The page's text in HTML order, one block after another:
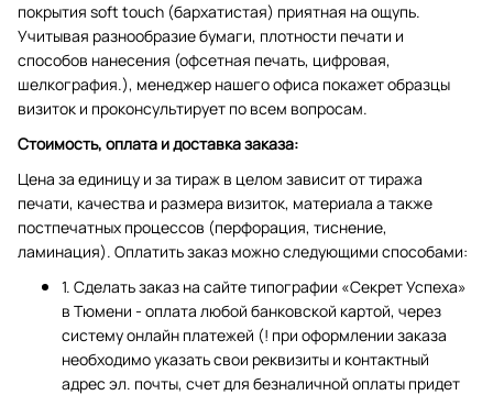
покрытия soft touch (бархатистая) приятная на ощупь.
Учитывая разнообразие бумаги, плотности печати и
способов нанесения (офсетная печать, цифровая,
шелкография.), менеджер нашего офиса покажет образцы
визиток и проконсультирует по всем вопросам.
Стоимость, оплата и доставка заказа:
Цена за единицу и за тираж в целом зависит от тиража
печати, качества и размера визиток, материала а также
постпечатных процессов (перфорация, тиснение,
ламинация). Оплатить заказ можно следующими способами:
1. Сделать заказ на сайте типографии «Секрет Успеха»
в Тюмени - оплата любой банковской картой, через
систему онлайн платежей (! при оформлении заказа
необходимо указать свои реквизиты и контактный
адрес эл. почты, счет для безналичной оплаты придет